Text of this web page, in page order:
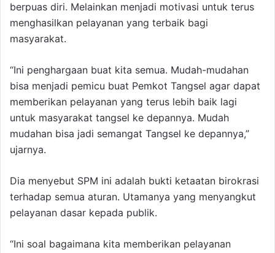
berpuas diri. Melainkan menjadi motivasi untuk terus
menghasilkan pelayanan yang terbaik bagi
masyarakat.
“Ini penghargaan buat kita semua. Mudah-mudahan
bisa menjadi pemicu buat Pemkot Tangsel agar dapat
memberikan pelayanan yang terus lebih baik lagi
untuk masyarakat tangsel ke depannya. Mudah
mudahan bisa jadi semangat Tangsel ke depannya,”
ujarnya.
Dia menyebut SPM ini adalah bukti ketaatan birokrasi
terhadap semua aturan. Utamanya yang menyangkut
pelayanan dasar kepada publik.
“Ini soal bagaimana kita memberikan pelayanan